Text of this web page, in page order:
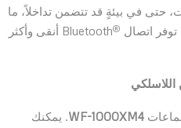
حتى في بيئةٍ قد تتضمن تداخلاً، ما
توفر اتصال ®
Bluetooth أنقى وأكثر
اللاسلكي
WF-1000XM4. يمكنك